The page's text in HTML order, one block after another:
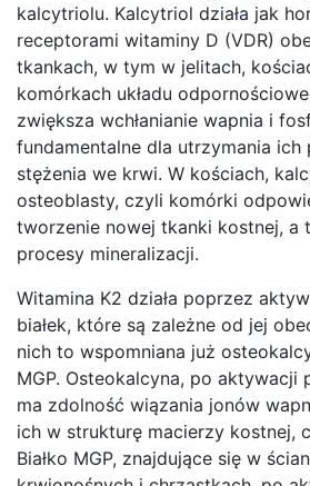
kalcytriolu. Kalcytriol działa jak
receptorami witaminy D (VDR)
tkankach, w tym w jelitach,
komórkach układu
zwiększa wchłanianie wapnia i
fundamentalne dla utrzymania ich
stężenia we krwi. W kościach,
osteoblasty, czyli komórki
tworzenie nowej tkanki kostnej, a
procesy mineralizacji.
Witamina K2 działa poprzez
białek, które są zależne od jej
nich to wspomniana już
MGP. Osteokalcyna, po aktywacji
ma zdolność wiązania jonów
ich w strukturę macierzy kostnej,
Białko MGP, znajdujące się w